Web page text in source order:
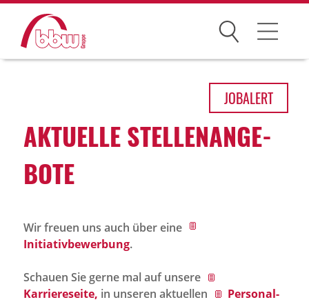
Suchen
Über uns
Historie
bbw als Arbeitgeber
JOBALERT
AKTU­ELLE STEL­LEN­AN­GE­
BOTE
Wir freuen uns auch über eine
Initiativbewerbung.
Schauen Sie gerne mal auf unsere
Karriereseite, in unseren aktuellen
Personal-